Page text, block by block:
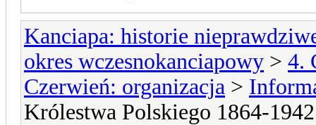
Kanciapa: historie
okres wczesnokanciapowy > 4.
Czerwień: organizacja >
Królestwa Polskiego 1864-1942